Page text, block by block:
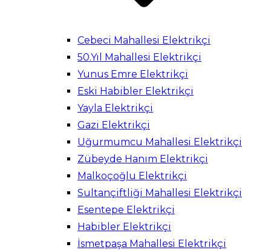
Cebeci Mahallesi Elektrikçi
50.Yıl Mahallesi Elektrikçi
Yunus Emre Elektrikçi
Eski Habibler Elektrikçi
Yayla Elektrikçi
Gazi Elektrikçi
Uğurmumcu Mahallesi Elektrikçi
Zübeyde Hanım Elektrikçi
Malkoçoğlu Elektrikçi
Sultançiftliği Mahallesi Elektrikçi
Esentepe Elektrikçi
Habibler Elektrikçi
İsmetpaşa Mahallesi Elektrikçi